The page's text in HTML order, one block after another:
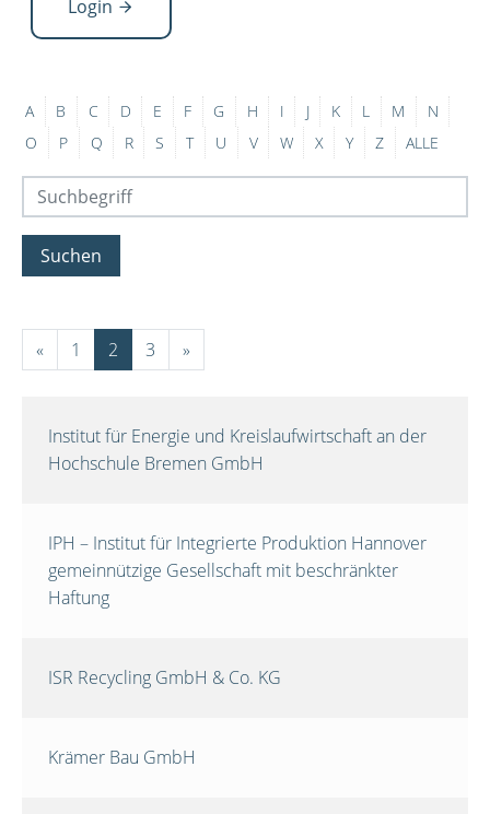
Login
A B C D E F G H I J K L M
N
O
P Q R S T U V W X Y Z ALLE
Suchen
« 1 2 3 »
Institut für Energie und Kreislaufwirtschaft an der
Hochschule Bremen GmbH
IPH – Institut für Integrierte Produktion Hannover
gemeinnützige Gesellschaft mit beschränkter
Haftung
ISR Recycling GmbH & Co. KG
Krämer Bau GmbH